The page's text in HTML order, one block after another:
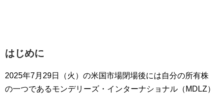
はじめに
2025年7月29日（火）の米国市場閉場後には自分の所有株
の一つであるモンデリーズ・インターナショナル（MDLZ）